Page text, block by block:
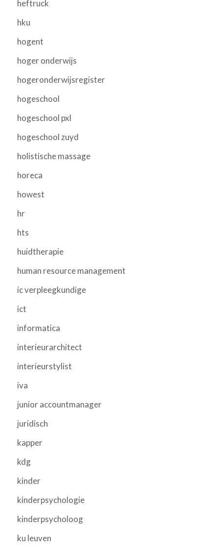
heftruck
hku
hogent
hoger onderwijs
hogeronderwijsregister
hogeschool
hogeschool pxl
hogeschool zuyd
holistische massage
horeca
howest
hr
hts
huidtherapie
human resource management
ic verpleegkundige
ict
informatica
interieurarchitect
interieurstylist
iva
junior accountmanager
juridisch
kapper
kdg
kinder
kinderpsychologie
kinderpsycholoog
ku leuven